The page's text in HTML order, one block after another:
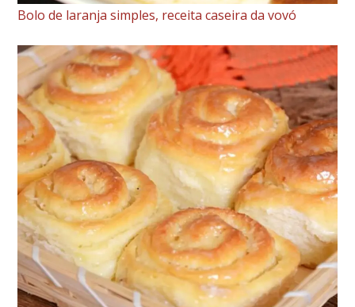
Bolo de laranja simples, receita caseira da vovó